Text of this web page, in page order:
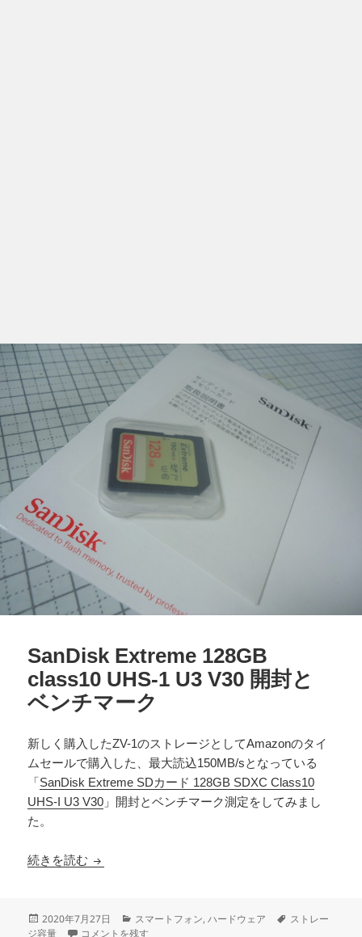
SanDisk Extreme 128GB
class10 UHS-1 U3 V30 開封と
ベンチマーク
新しく購入したZV-1のストレージとしてAmazonのタイ
ムセールで購入した、最大読込150MB/sとなっている
「 SanDisk Extreme SDカード 128GB SDXC Class10
UHS-I U3 V30 」開封とベンチマーク測定をしてみまし
た。
続きを読む SanDisk Extreme 128GB class10 UHS-1 U3 V30
投
稿
2020年7月27日
カ
テ
スマートフォン,ハードウェア
タ
ストレー
ジ容量
SanDisk Extreme 128GB class10 UHS-1 U3 V30 開封とベンチ
コメントを残す